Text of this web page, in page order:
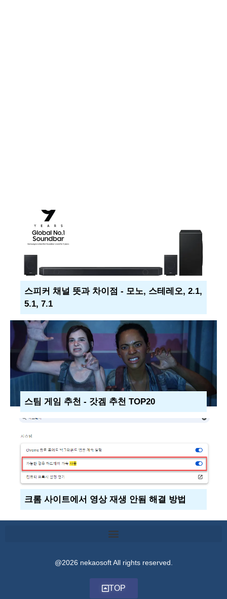
스피커 채널 뜻과 차이점 - 모노, 스테레오, 2.1,
5.1, 7.1
스팀 게임 추천 - 갓겜 추천 TOP20
크롬 사이트에서 영상 재생 안됨 해결 방법
@2026 nekaosoft All rights reserved.
TOP